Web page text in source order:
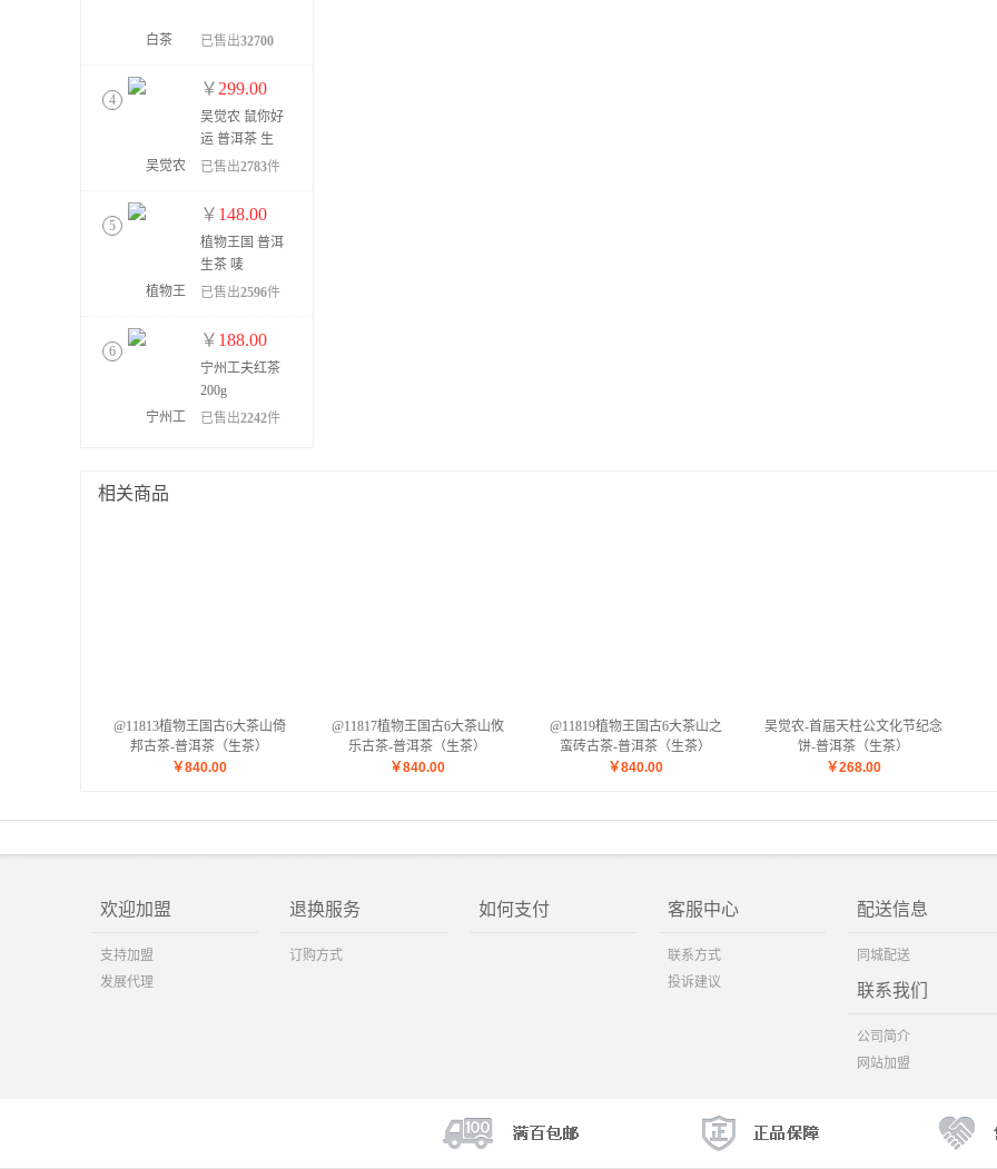
已售出32700
4
￥ 299.00
吴觉农 鼠你好
运 普洱茶 生
茶 357g
已售出2783件
5
￥ 148.00
植物王国 普洱
生茶 唛
号:12305
已售出2596件
6
￥ 188.00
宁州工夫红茶
200g
已售出2242件
相关商品
@11813植物王国古6大茶山倚
邦古茶-普洱茶（生茶）
￥840.00
@11817植物王国古6大茶山攸
乐古茶-普洱茶（生茶）
￥840.00
@11819植物王国古6大茶山之
蛮砖古茶-普洱茶（生茶）
￥840.00
吴觉农-首届天柱公文化节纪念
饼-普洱茶（生茶）
￥268.00
欢迎加盟
支持加盟
发展代理
退换服务
订购方式
如何支付 客服中心
联系方式
投诉建议
配送信息
同城配送
联系我们
公司简介
网站加盟